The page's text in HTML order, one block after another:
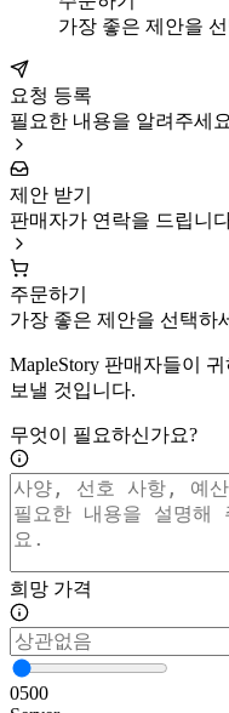
가장 좋은 제안을
요청 등록
필요한 내용을 알려주세요
제안 받기
판매자가 연락을 드립니
주문하기
가장 좋은 제안을 선택하
MapleStory 판매자들이
보낼 것입니다.
무엇이 필요하신가요?
희망 가격
0500